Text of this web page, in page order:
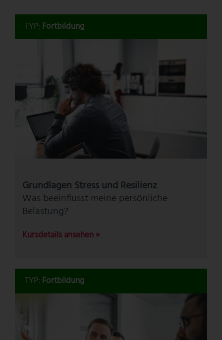
TYP: Fortbildung
Grundlagen Stress und Resilienz
Was beeinflusst meine persönliche
Belastung?
Kursdetails ansehen »
TYP: Fortbildung